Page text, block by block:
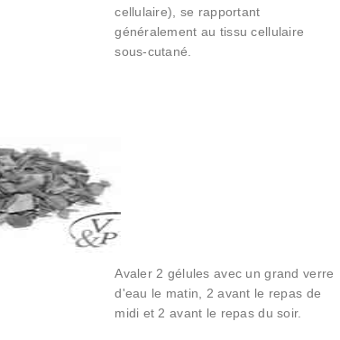
cellulaire), se rapportant
généralement au tissu cellulaire
sous-cutané.
Avaler 2 gélules avec un grand verre
d'eau le matin, 2 avant le repas de
midi et 2 avant le repas du soir.